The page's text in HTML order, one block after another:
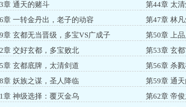
章 通天的赌斗
第44章 太
章 一转金丹出，老子的动容
第47章 林
章 玄都无当晋级，多宝VS广成子
第50章 上
章 交好玄都，多宝败北
第53章 玄
章 玄都底牌，太清剑道
第56章 杀
章 妖族之谋，圣人降临
第59章 通
章 神级选择：覆灭金乌
第62章 帝